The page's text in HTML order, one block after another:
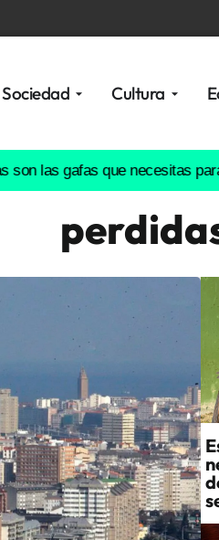
Sociedad Cultura
gafas que necesitas para ver el